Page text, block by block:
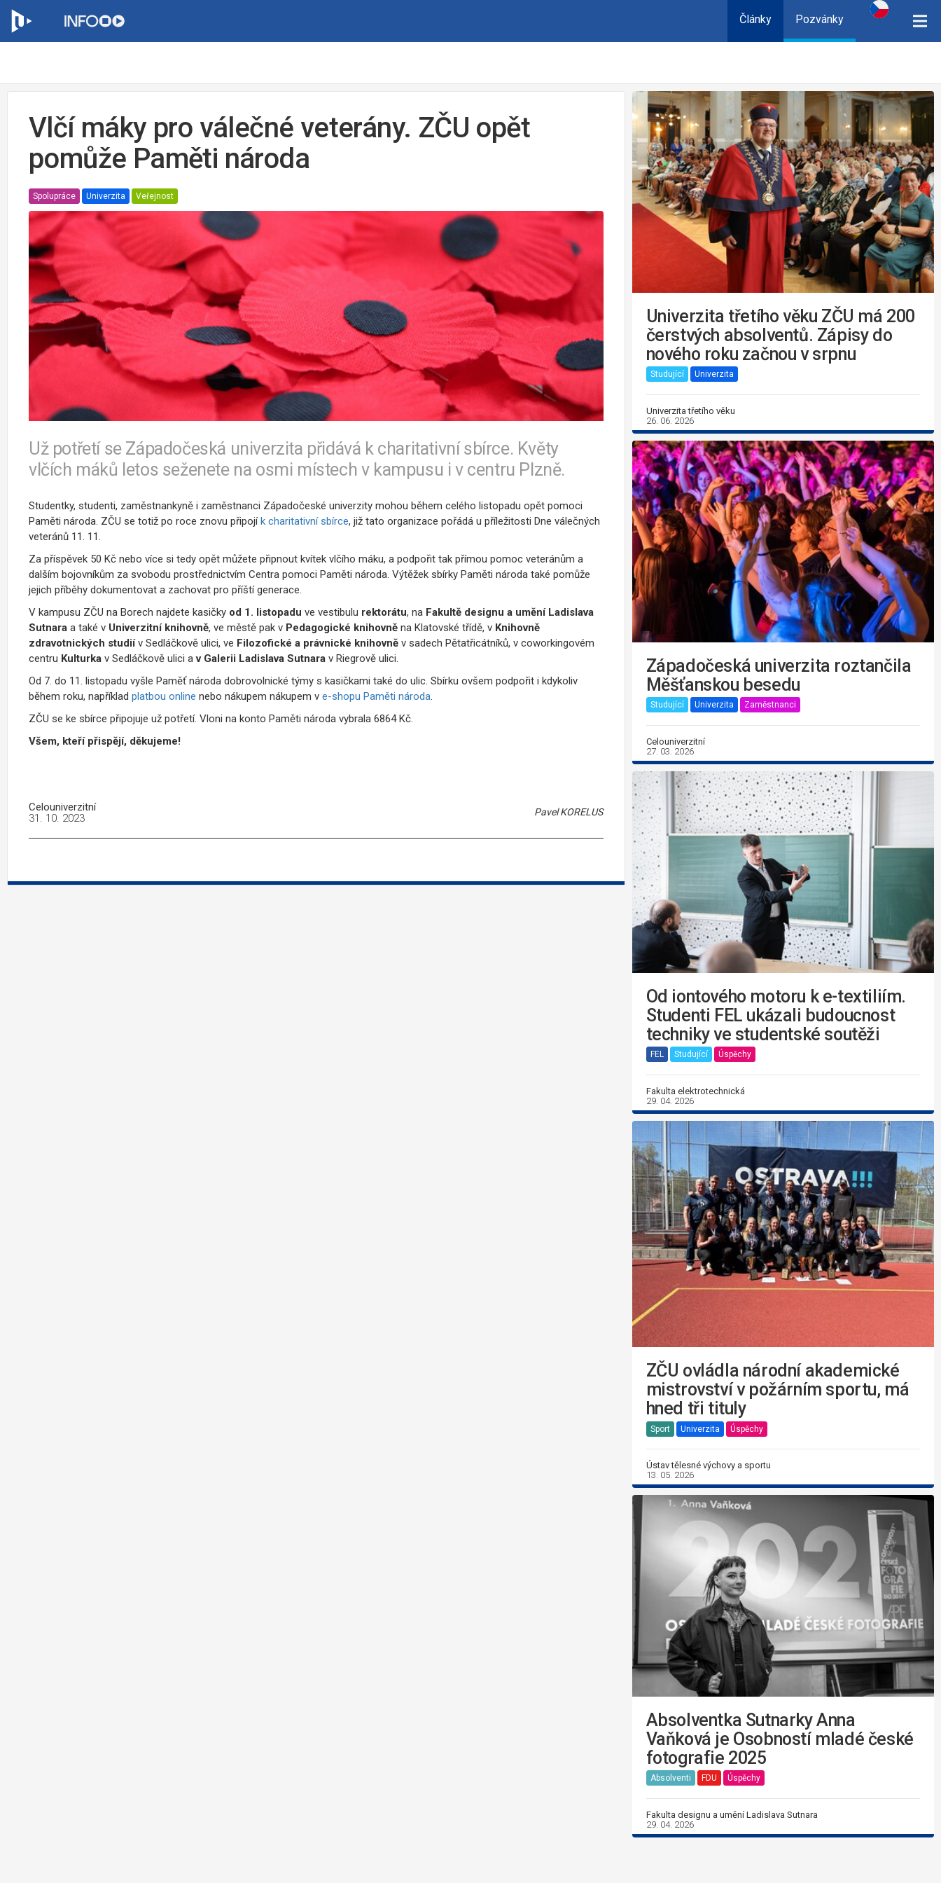
Články Pozvánky
Vlčí máky pro válečné veterány. ZČU opět
pomůže Paměti národa
Spolupráce Univerzita Veřejnost
Už potřetí se Západočeská univerzita přidává k charitativní sbírce. Květy
vlčích máků letos seženete na osmi místech v kampusu i v centru Plzně.
Studentky, studenti, zaměstnankyně i zaměstnanci Západočeské univerzity mohou během celého listopadu opět pomoci
Paměti národa. ZČU se totiž po roce znovu připojík charitativní sbírce, již tato organizace pořádá u příležitosti Dne válečných
veteránů 11. 11.
Za příspěvek 50 Kč nebo více si tedy opět můžete připnout kvítek vlčího máku, a podpořit tak přímou pomoc veteránům a
dalším bojovníkům za svobodu prostřednictvím Centra pomoci Paměti národa. Výtěžek sbírky Paměti národa také pomůže
jejich příběhy dokumentovat a zachovat pro příští generace.
V kampusu ZČU na Borech najdete kasičky od 1. listopadu ve vestibulu rektorátu, na Fakultě designu a umění Ladislava
Sutnara a také v Univerzitní knihovně, ve městě pak v Pedagogické knihovně na Klatovské třídě, v Knihovně
zdravotnických studiív Sedláčkově ulici, ve Filozofické a právnické knihovně v sadech Pětatřicátníků, v coworkingovém
centru Kulturka v Sedláčkově ulici av Galerii Ladislava Sutnara v Riegrově ulici.
Od 7. do 11. listopadu vyšle Paměť národa dobrovolnické týmy s kasičkami také do ulic. Sbírku ovšem podpořit i kdykoliv
během roku, například platbou online nebo nákupem nákupem v e-shopu Paměti národa
ZČU se ke sbírce připojuje už potřetí. Vloni na konto Paměti národa vybrala 6864 Kč.
Všem, kteří přispějí, děkujeme!
Celouniverzitní Pavel KORELUS
31. 10. 2023
Univerzita třetího věku ZČU má 200
čerstvých absolventů. Zápisy do
nového roku začnou v srpnu
Studující Univerzita
Univerzita třetího věku
26. 06. 2026
Západočeská univerzita roztančila
Měšťanskou besedu
Studující Univerzita Zaměstnanci
Celouniverzitní
27. 03. 2026
Od iontového motoru k e-textiliím.
Studenti FEL ukázali budoucnost
techniky ve studentské soutěži
FEL Studující Úspěchy
Fakulta elektrotechnická
29. 04. 2026
ZČU ovládla národní akademické
mistrovství v požárním sportu, má
hned tři tituly
Sport Univerzita Úspěchy
Ústav tělesné výchovy a sportu
13. 05. 2026
Absolventka Sutnarky Anna
Vaňková je Osobností mladé české
fotografie 2025
Absolventi FDU Úspěchy
Fakulta designu a umění Ladislava Sutnara
29. 04. 2026